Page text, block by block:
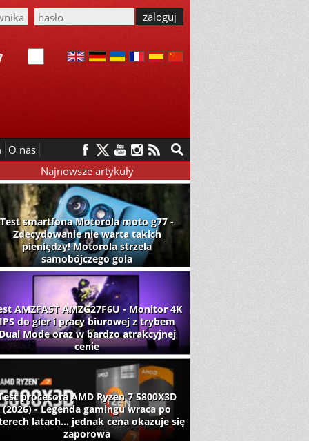
O nas
Najnowsze artykuły
Test smartfona Motorola moto g77 -
Zdecydowanie nie warta takich
pieniędzy! Motorola strzela
samobójczego gola
AMZFAST AMZG27F6U - Monitor 4K
do gier i pracy biurowej z trybem
Mode oraz w bardzo atrakcyjnej
cenie
procesora AMD Ryzen 7 5800X3D
(2026) - Legenda gamingu wraca po
latach... jednak cena okazuje się
zaporowa